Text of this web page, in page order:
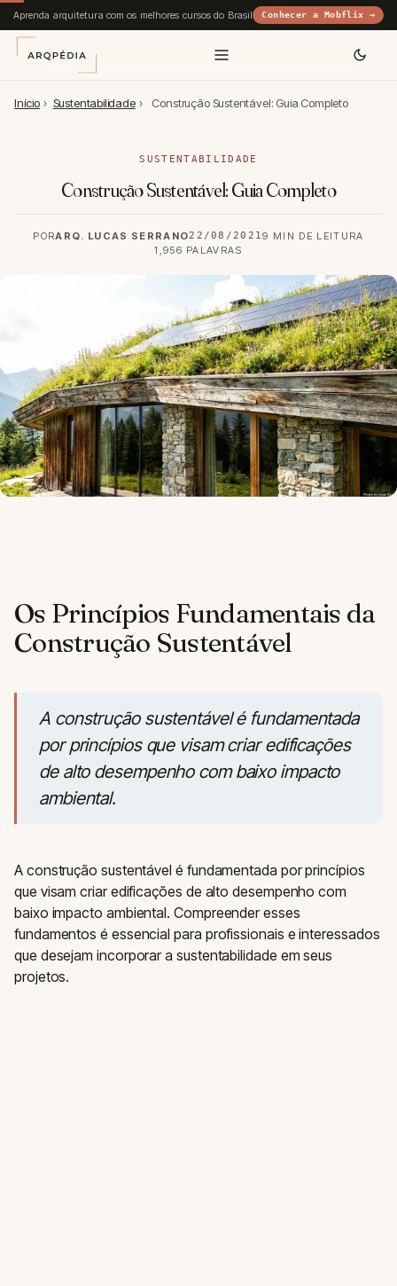
Aprenda arquitetura com os melhores cursos do Brasil Conhecer a Mobflix →
Início › Sustentabilidade › Construção Sustentável: Guia Completo
SUSTENTABILIDADE
Construção Sustentável: Guia Completo
PORARQ. LUCAS SERRANO22/08/20219 MIN DE LEITURA
1,956 PALAVRAS
Os Princípios Fundamentais da
Construção Sustentável
A construção sustentável é fundamentada
por princípios que visam criar edificações
de alto desempenho com baixo impacto
ambiental.
A construção sustentável é fundamentada por princípios
que visam criar edificações de alto desempenho com
baixo impacto ambiental. Compreender esses
fundamentos é essencial para profissionais e interessados
que desejam incorporar a sustentabilidade em seus
projetos.